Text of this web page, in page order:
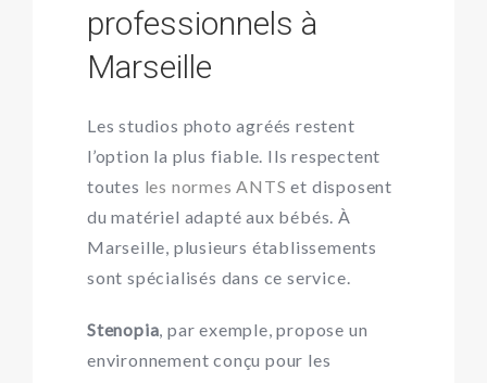
professionnels à
Marseille
Les studios photo agréés restent
l’option la plus fiable. Ils respectent
toutes les normes ANTS et disposent
du matériel adapté aux bébés. À
Marseille, plusieurs établissements
sont spécialisés dans ce service.
Stenopia, par exemple, propose un
environnement conçu pour les